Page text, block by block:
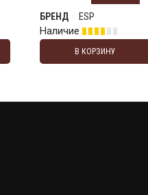
БРЕНД
ESP
Наличие
В КОРЗИНУ